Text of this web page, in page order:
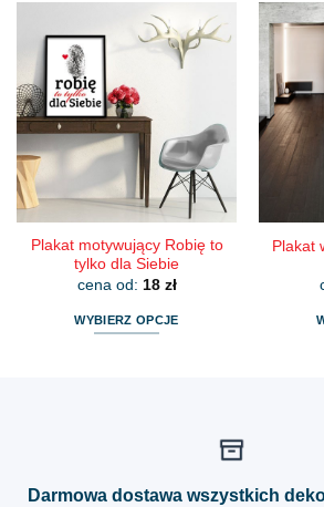
wiele
wariantów.
Opcje
można
wybrać
na
stronie
produktu
Plakat motywujący Robię to
tylko dla Siebie
cena od: 18 zł
WYBIERZ OPCJE
Plakat
Darmowa dostawa wszystkich